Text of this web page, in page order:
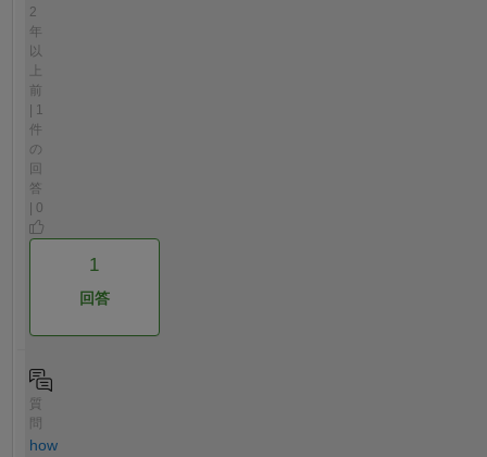
2
年
以
前
| 1
件
の
回
答
| 0
1
回答
質
how